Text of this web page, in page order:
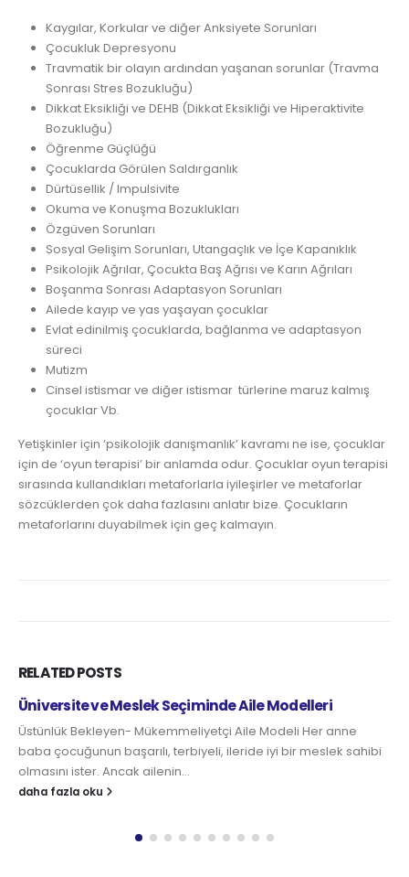
Kaygılar, Korkular ve diğer Anksiyete Sorunları
Çocukluk Depresyonu
Travmatik bir olayın ardından yaşanan sorunlar (Travma
Sonrası Stres Bozukluğu)
Dikkat Eksikliği ve DEHB (Dikkat Eksikliği ve Hiperaktivite
Bozukluğu)
Öğrenme Güçlüğü
Çocuklarda Görülen Saldırganlık
Dürtüsellik / Impulsivite
Okuma ve Konuşma Bozuklukları
Özgüven Sorunları
Sosyal Gelişim Sorunları, Utangaçlık ve İçe Kapanıklık
Psikolojik Ağrılar, Çocukta Baş Ağrısı ve Karın Ağrıları
Boşanma Sonrası Adaptasyon Sorunları
Ailede kayıp ve yas yaşayan çocuklar
Evlat edinilmiş çocuklarda, bağlanma ve adaptasyon
süreci
Mutizm
Cinsel istismar ve diğer istismar türlerine maruz kalmış
çocuklar Vb.
Yetişkinler için ‘psikolojik danışmanlık’ kavramı ne ise, çocuklar
için de ‘oyun terapisi’ bir anlamda odur. Çocuklar oyun terapisi
sırasında kullandıkları metaforlarla iyileşirler ve metaforlar
sözcüklerden çok daha fazlasını anlatır bize. Çocukların
metaforlarını duyabilmek için geç kalmayın.
RELATEDPOSTS
ÇOCUĞUNUZUN ÖĞRENME STİLİNİ BİLİYOR MUSUNUZ?
Kimi öğrenci müzik dinleyerek, kimisi ayakta birkaç tur
yürüyerek, bazısı sessiz ortamda daha iyi ders çalışıyor. Buna
karşın ebeveynler de yeterince...
daha fazla oku